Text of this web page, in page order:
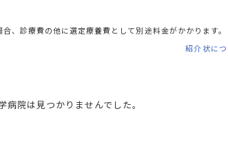
、診療費の他に選定療養費として別途料金がかかります。
紹介状に
院は見つかりませんでした。